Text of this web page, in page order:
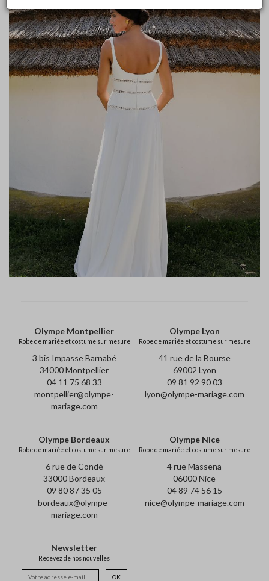
Olympe Montpellier
Robe de mariée et costume sur mesure
3 bis Impasse Barnabé
34000 Montpellier
04 11 75 68 33
montpellier@olympe-
mariage.com
Olympe Lyon
Robe de mariée et costume sur mesure
41 rue de la Bourse
69002 Lyon
09 81 92 90 03
lyon@olympe-mariage.com
Olympe Bordeaux
Robe de mariée et costume sur mesure
6 rue de Condé
33000 Bordeaux
09 80 87 35 05
bordeaux@olympe-
mariage.com
Olympe Nice
Robe de mariée et costume sur mesure
4 rue Massena
06000 Nice
04 89 74 56 15
nice@olympe-mariage.com
Newsletter
Recevez de nos nouvelles
OK